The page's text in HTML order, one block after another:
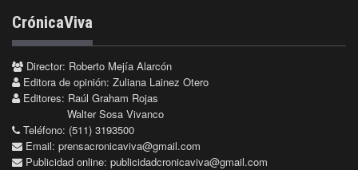
CrónicaViva
Director: Roberto Mejía Alarcón
Editora de opinión: Zuliana Lainez Otero
Editores: Raúl Graham Rojas
Walter Sosa Vivanco
Teléfono: (511) 3193500
Email: prensacronicaviva@gmail.com
Publicidad online: publicidadcronicaviva@gmail.com